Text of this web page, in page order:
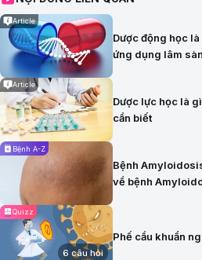
Article
Dược động học
ứng dụng lâm
Article
Dược lực học là
cần biết
Bệnh A-Z
Bệnh
về bệnh
Quizz
6 câu hỏi
Phế cầu khuẩn